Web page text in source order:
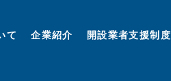
て 企業紹介 開設業者支援制度
護方針